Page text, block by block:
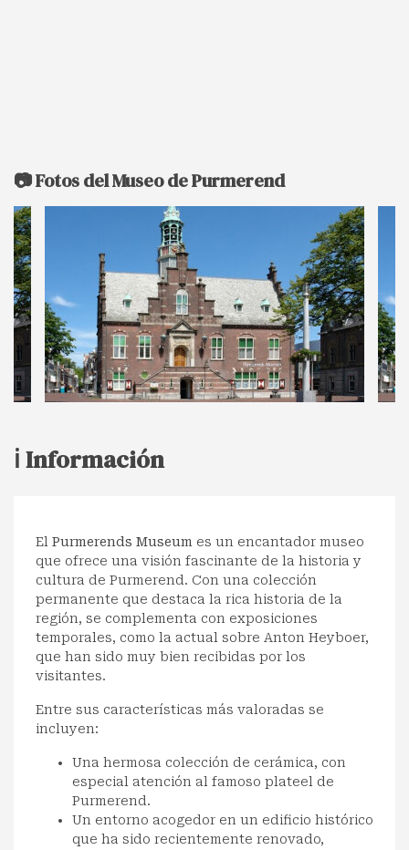
📷 Fotos del Museo de Purmerend
ℹ️ Información
El Purmerends Museum es un encantador museo
que ofrece una visión fascinante de la historia y
cultura de Purmerend. Con una colección
permanente que destaca la rica historia de la
región, se complementa con exposiciones
temporales, como la actual sobre Anton Heyboer,
que han sido muy bien recibidas por los
visitantes.
Entre sus características más valoradas se
incluyen:
Una hermosa colección de cerámica, con
especial atención al famoso plateel de
Purmerend.
Un entorno acogedor en un edificio histórico
que ha sido recientemente renovado,